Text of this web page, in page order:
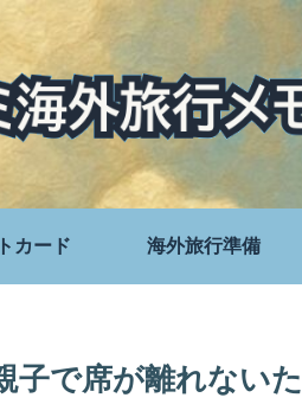
カード 海外旅行準備
子で席が離れないた